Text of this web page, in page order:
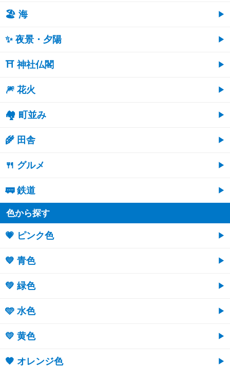
🏖 海
✨ 夜景・夕陽
⛩ 神社仏閣
🎆 花火
🏘 町並み
🌾 田舎
🍴 グルメ
🚃 鉄道
色から探す
💗 ピンク色
💙 青色
💚 緑色
🩵 水色
💛 黄色
🧡 オレンジ色